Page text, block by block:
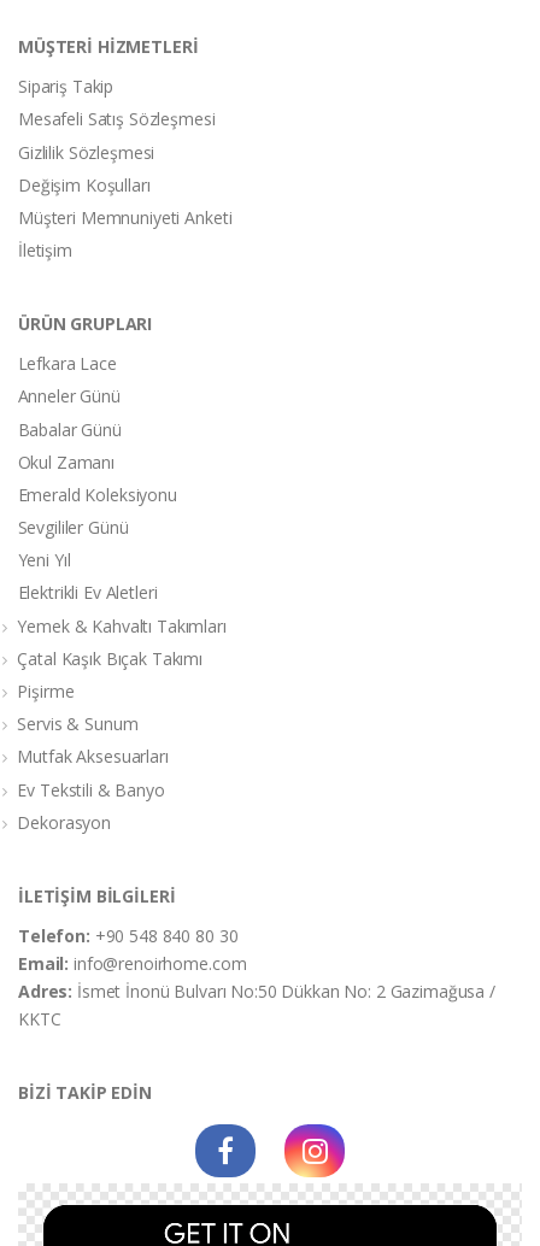
MÜŞTERİ HİZMETLERİ
Sipariş Takip
Mesafeli Satış Sözleşmesi
Gizlilik Sözleşmesi
Değişim Koşulları
Müşteri Memnuniyeti Anketi
İletişim
ÜRÜN GRUPLARI
Lefkara Lace
Anneler Günü
Babalar Günü
Okul Zamanı
Emerald Koleksiyonu
Sevgililer Günü
Yeni Yıl
Elektrikli Ev Aletleri
Yemek & Kahvaltı Takımları
Çatal Kaşık Bıçak Takımı
Pişirme
Servis & Sunum
Mutfak Aksesuarları
Ev Tekstili & Banyo
Dekorasyon
İLETİŞİM BİLGİLERİ
Telefon: +90 548 840 80 30
Email:info@renoirhome.com
Adres: İsmet İnonü Bulvarı No:50 Dükkan No: 2 Gazimağusa /
KKTC
BİZİ TAKİP EDİN